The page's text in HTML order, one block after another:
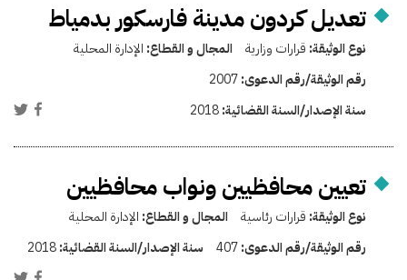
تعديل كردون مدينة فارسكور بدمياط
نوع الوثيقة: قرارات وزارية المجال و القطاع: الإدارة المحلية
رقم الوثيقة/رقم الدعوى:2007
سنة الإصدار/السنة القضائية:2018
تعيين محافظيين ونواب محافظيين
نوع الوثيقة: قرارات رئاسية المجال و القطاع: الإدارة المحلية
رقم الوثيقة/رقم الدعوى:407 سنة الإصدار/السنة القضائية:2018